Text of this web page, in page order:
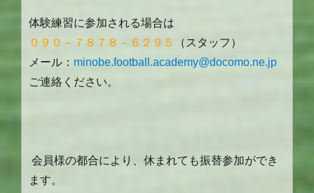
体験練習に参加される場合は
０９０－７８７８－６２９５
（スタッフ）
メール： minobe.football.academy@docomo.ne.jp
ご連絡ください。
会員様の都合により、休まれても振替参加ができ
ます。